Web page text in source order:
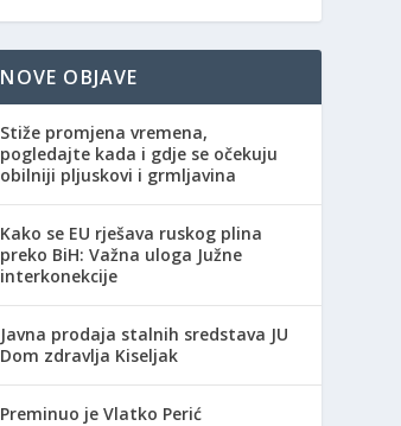
NOVE OBJAVE
Stiže promjena vremena,
pogledajte kada i gdje se očekuju
obilniji pljuskovi i grmljavina
Kako se EU rješava ruskog plina
preko BiH: Važna uloga Južne
interkonekcije
Javna prodaja stalnih sredstava JU
Dom zdravlja Kiseljak
Preminuo je Vlatko Perić